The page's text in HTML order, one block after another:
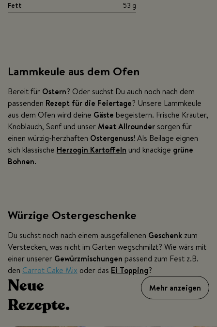
Fett
53 g
Lammkeule aus dem Ofen
Bereit für Ostern? Oder suchst Du auch noch nach dem
passenden Rezept für die Feiertage? Unsere Lammkeule
aus dem Ofen wird deine Gäste begeistern. Frische Kräuter,
Knoblauch, Senf und unserMeat Allrounder sorgen für
einen würzig-herzhaften Ostergenuss! Als Beilage eignen
sich klassische Herzogin Kartoffeln und knackige grüne
Bohnen.
Würzige Ostergeschenke
Du suchst noch nach einem ausgefallenen Geschenk zum
Verstecken, was nicht im Garten wegschmilzt? Wie wärs mit
einer unserer Gewürzmischungen passend zum Fest z.B.
den Carrot Cake Mix oder das Ei Topping?
Neue
Rezepte.
Mehr anzeigen